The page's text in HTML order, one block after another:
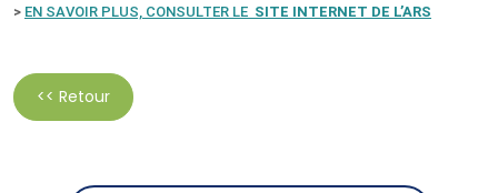
> EN SAVOIR PLUS, CONSULTER LE SITE INTERNET DE L’ARS
<< Retour